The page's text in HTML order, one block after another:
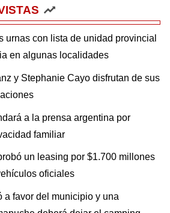
urnas con lista de unidad provincial
en algunas localidades
y Stephanie Cayo disfrutan de sus
a la prensa argentina por
familiar
un leasing por $1.700 millones
oficiales
a favor del municipio y una